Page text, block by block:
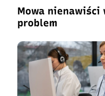
Mowa nienawiści
problem